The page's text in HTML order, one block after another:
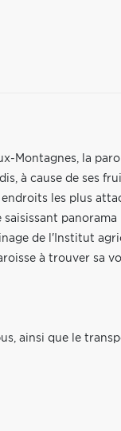
Montagnes, la
à cause de ses
les plus
panorama
de l'Institut
à trouver sa
ainsi que le